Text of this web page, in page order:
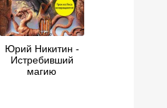
Юрий Никитин -
Истребивший
магию